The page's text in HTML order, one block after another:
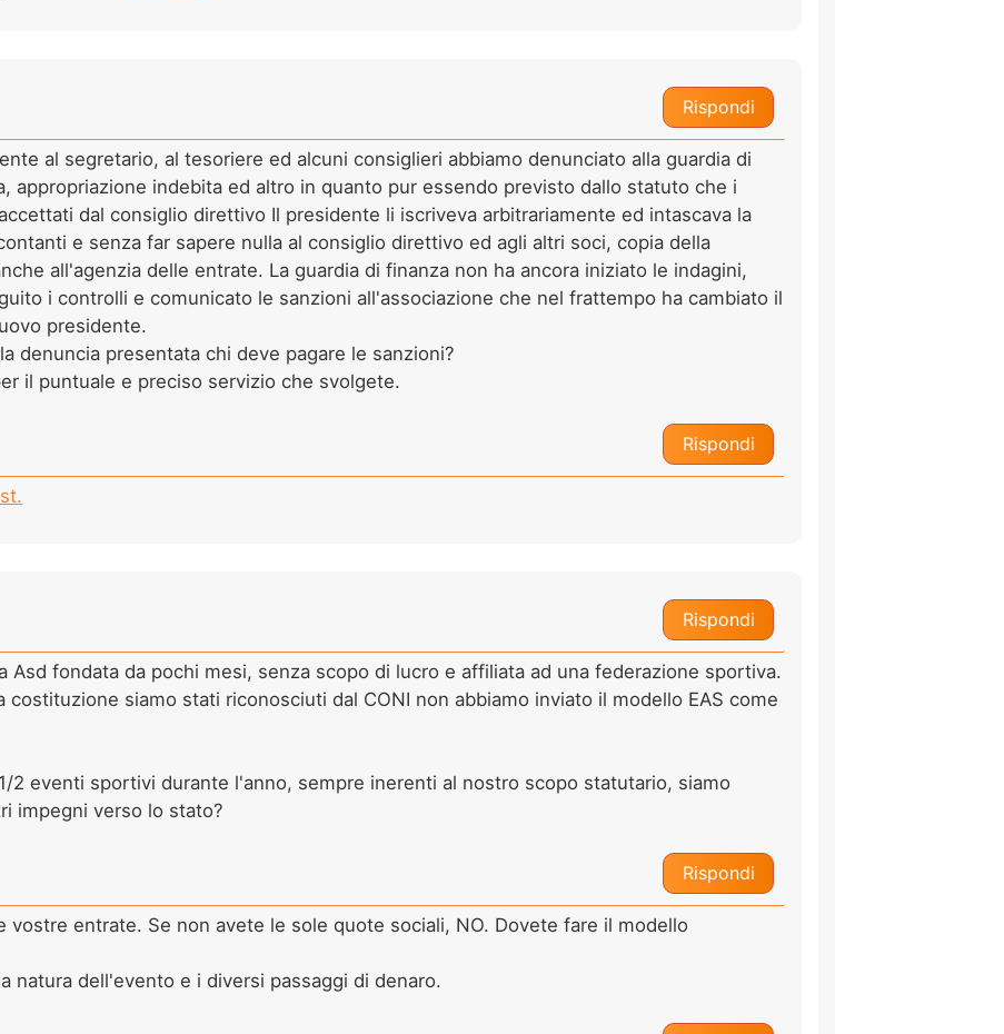
Rispondi
al segretario, al tesoriere ed alcuni consiglieri abbiamo denunciato alla guardia di
appropriazione indebita ed altro in quanto pur essendo previsto dallo statuto che i
dal consiglio direttivo Il presidente li iscriveva arbitrariamente ed intascava la
e senza far sapere nulla al consiglio direttivo ed agli altri soci, copia della
all'agenzia delle entrate. La guardia di finanza non ha ancora iniziato le indagini,
i controlli e comunicato le sanzioni all'associazione che nel frattempo ha cambiato il
presidente.
denuncia presentata chi deve pagare le sanzioni?
il puntuale e preciso servizio che svolgete.
Rispondi
Rispondi
Asd fondata da pochi mesi, senza scopo di lucro e affiliata ad una federazione sportiva.
costituzione siamo stati riconosciuti dal CONI non abbiamo inviato il modello EAS come
2 eventi sportivi durante l'anno, sempre inerenti al nostro scopo statutario, siamo
impegni verso lo stato?
Rispondi
vostre entrate. Se non avete le sole quote sociali, NO. Dovete fare il modello
natura dell'evento e i diversi passaggi di denaro.